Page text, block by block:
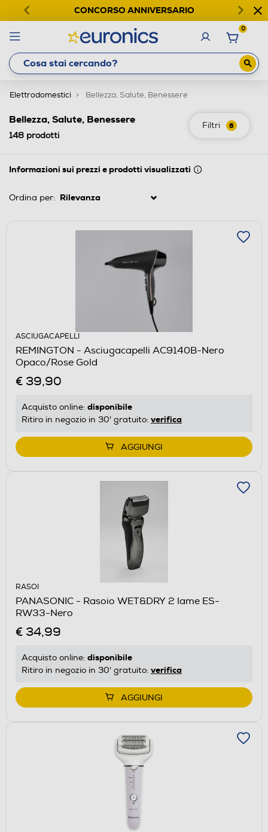
CONCORSO ANNIVERSARIO
0
Elettrodomestici Bellezza, Salute, Benessere
Filtri 6
Bellezza, Salute, Benessere
148 prodotti
Informazioni sui prezzi e prodotti visualizzati
Ordina per:
ASCIUGACAPELLI
REMINGTON - Asciugacapelli AC9140B-Nero
Opaco/Rose Gold
€ 39,90
Acquisto online: disponibile
Ritiro in negozio in 30' gratuito: verifica
AGGIUNGI
RASOI
PANASONIC - Rasoio WET&DRY 2 lame ES-
RW33-Nero
€ 34,99
Acquisto online: disponibile
Ritiro in negozio in 30' gratuito: verifica
AGGIUNGI